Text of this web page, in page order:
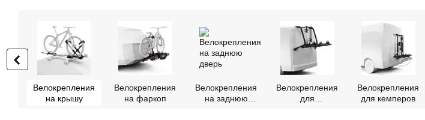
Велокрепления
на крышу
Велокрепления
на фаркоп
Велокрепления
на заднюю
Велокрепления
для
Велокрепления
для кемперов